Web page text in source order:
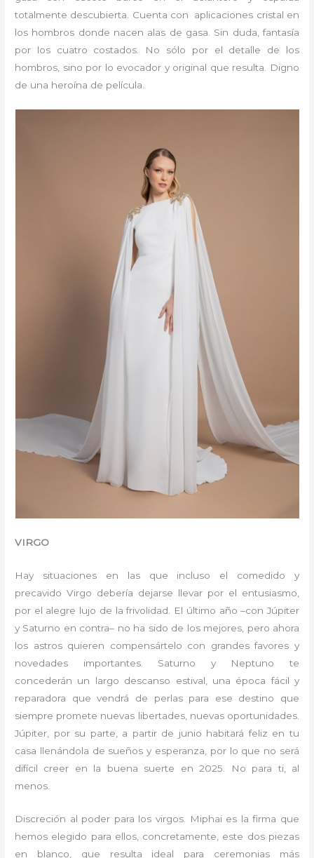
totalmente descubierta. Cuenta con aplicaciones cristal en
los hombros donde nacen alas de gasa. Sin duda, fantasía
por los cuatro costados. No sólo por el detalle de los
hombros, sino por lo evocador y original que resulta. Digno
de una heroína de película.
VIRGO
Hay situaciones en las que incluso el comedido y
precavido Virgo debería dejarse llevar por el entusiasmo,
por el alegre lujo de la frivolidad. El último año –con Júpiter
y Saturno en contra– no ha sido de los mejores, pero ahora
los astros quieren compensártelo con grandes favores y
novedades importantes. Saturno y Neptuno te
concederán un largo descanso estival, una época fácil y
reparadora que vendrá de perlas para ese destino que
siempre promete nuevas libertades, nuevas oportunidades.
Júpiter, por su parte, a partir de junio habitará feliz en tu
casa llenándola de sueños y esperanza, por lo que no será
difícil creer en la buena suerte en 2025. No para ti, al
menos.
Discreción al poder para los virgos. Miphai es la firma que
hemos elegido para ellos, concretamente, este dos piezas
en blanco, que resulta ideal para ceremonias más